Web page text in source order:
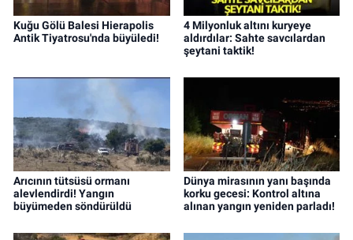
Kuğu Gölü Balesi Hierapolis
Antik Tiyatrosu'nda büyüledi!
4 Milyonluk altını kuryeye
aldırdılar: Sahte savcılardan
şeytani taktik!
Arıcının tütsüsü ormanı
alevlendirdi! Yangın
büyümeden söndürüldü
Dünya mirasının yanı başında
korku gecesi: Kontrol altına
alınan yangın yeniden parladı!